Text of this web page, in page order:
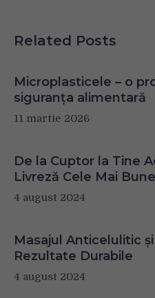
Related Posts
Microplasticele – o
siguranța alimentară
11 martie 2026
De la Cuptor la Tine
Livreză Cele Mai
4 august 2024
Masajul Anticelulitic
Rezultate Durabile
4 august 2024